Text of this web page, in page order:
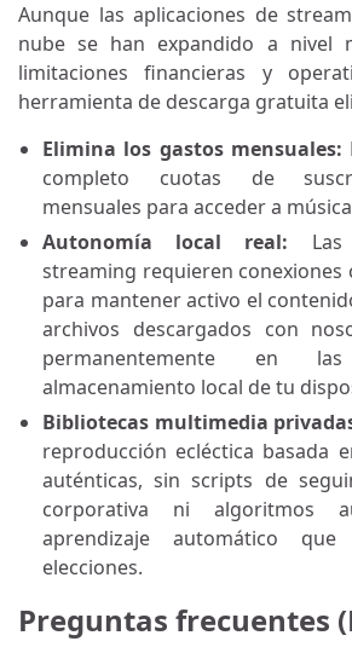
Aunque las aplicaciones de
nube se han expandido a nivel
limitaciones financieras y
herramienta de descarga gratuita
Elimina los gastos mensuales:
completo cuotas de
mensuales para acceder a
Autonomía local real:
streaming requieren conexiones
para mantener activo el
archivos descargados con
permanentemente en
almacenamiento local de tu
Bibliotecas multimedia
reproducción ecléctica basada
auténticas, sin scripts de
corporativa ni algoritmos
aprendizaje automático
elecciones.
Preguntas frecuentes